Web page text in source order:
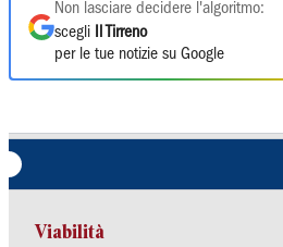
Non lasciare decidere l'algoritmo:
scegli
Il Tirreno
per le tue notizie su Google
Viabilità